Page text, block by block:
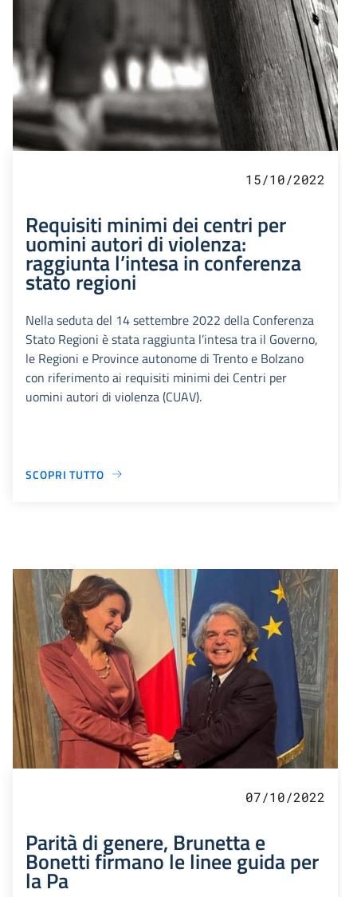
15/10/2022
Requisiti minimi dei centri per
uomini autori di violenza:
raggiunta l’intesa in conferenza
stato regioni
Nella seduta del 14 settembre 2022 della Conferenza
Stato Regioni è stata raggiunta l’intesa tra il Governo,
le Regioni e Province autonome di Trento e Bolzano
con riferimento ai requisiti minimi dei Centri per
uomini autori di violenza (CUAV).
SCOPRI TUTTO
07/10/2022
Parità di genere, Brunetta e
Bonetti firmano le linee guida per
la Pa